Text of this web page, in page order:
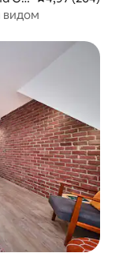
видом